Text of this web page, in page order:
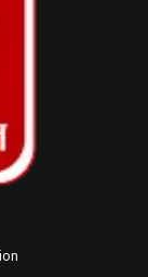
महत्वपूर्ण
कड़ी
हैं। साथ ही,
निष्ठा की
बने और अपने